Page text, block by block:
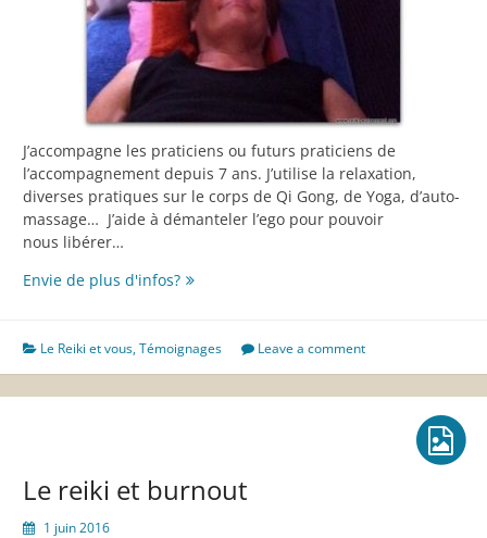
J’accompagne les praticiens ou futurs praticiens de
l’accompagnement depuis 7 ans. J’utilise la relaxation,
diverses pratiques sur le corps de Qi Gong, de Yoga, d’auto-
massage… J’aide à démanteler l’ego pour pouvoir
nous libérer…
Envie de plus d'infos?Le
chemin
intiatique
à
Le Reiki et vous,Témoignages Leave a comment
Le reiki et burnout
1 juin 2016